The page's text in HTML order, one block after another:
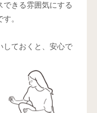
きる雰囲気にする
す。
しておくと、安心で